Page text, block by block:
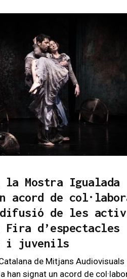
i la Mostra Igualada
acord de
de les
Fira d’espectacles
i juvenils
de Mitjans Audiovisuals
han signat un acord de